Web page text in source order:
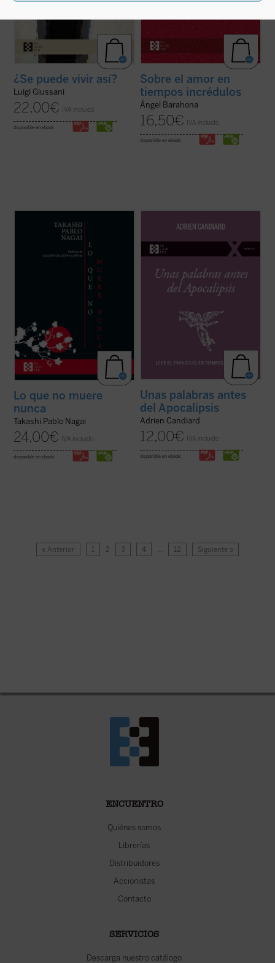
¿Se puede vivir así?
Luigi Giussani
22,00€ IVA incluido
disponible en ebook:
Sobre el amor en
tiempos incrédulos
Ángel Barahona
16,50€ IVA incluido
disponible en ebook:
de Takashi Nagai, en la que el autor recorre
su vida, desde la infancia hasta el día de la
explosión de la bomba atómica, captando
los numerosos acontecimientos que se
Lo que no muere
nunca
Takashi Pablo Nagai
24,00€ IVA incluido
disponible en ebook:
últimas décadas del siglo XX, el dominico
en un mundo firme y tranquilizador que, de
modo casi repentino, se ha hundido en el
Unas palabras antes
del Apocalipsis
Adrien Candiard
12,00€ IVA incluido
disponible en ebook:
« Anterior 1 2 3 4 … 12 Siguiente »
ENCUENTRO
Quiénes somos
Librerías
Distribuidores
Accionistas
Contacto
SERVICIOS
Descarga nuestro catálogo